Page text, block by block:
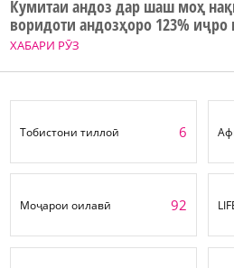
ХАБАРИ РӮЗ
Кумитаи андоз дар шаш моҳ
воридоти андозҳоро 123% иҷро
Тобистони тиллоӣ 6
Моҷарои оилавӣ 92